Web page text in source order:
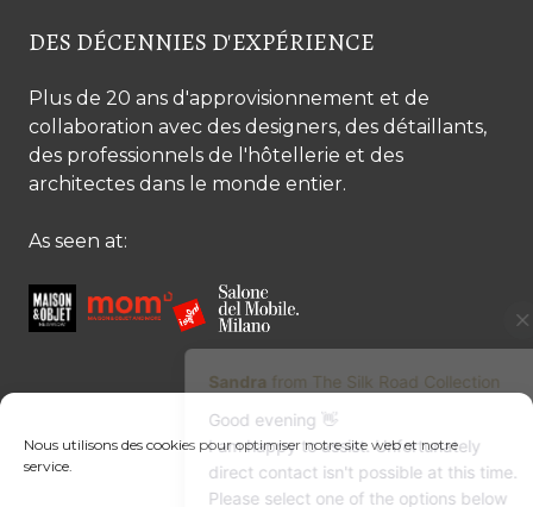
Nous utilisons des cookies pour optimiser notre site web et notre
service.
DES DÉCENNIES D'EXPÉRIENCE
Plus de 20 ans d'approvisionnement et de
collaboration avec des designers, des détaillants,
des professionnels de l'hôtellerie et des
architectes dans le monde entier.
As seen at:
CONTACTEZ-NOUS